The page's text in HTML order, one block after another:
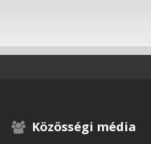
Közösségi média